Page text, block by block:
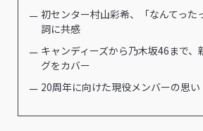
初センター村山彩希、「なんてった
詞に共感
キャンディーズから乃木坂46まで、
グをカバー
20周年に向けた現役メンバーの思い